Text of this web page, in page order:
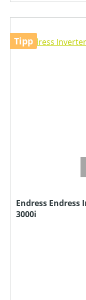
Tipp
Endress Endress
3000i